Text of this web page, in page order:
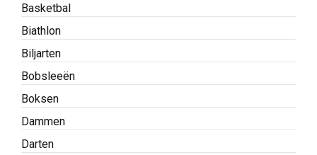
Basketbal
Biathlon
Biljarten
Bobsleeën
Boksen
Dammen
Darten